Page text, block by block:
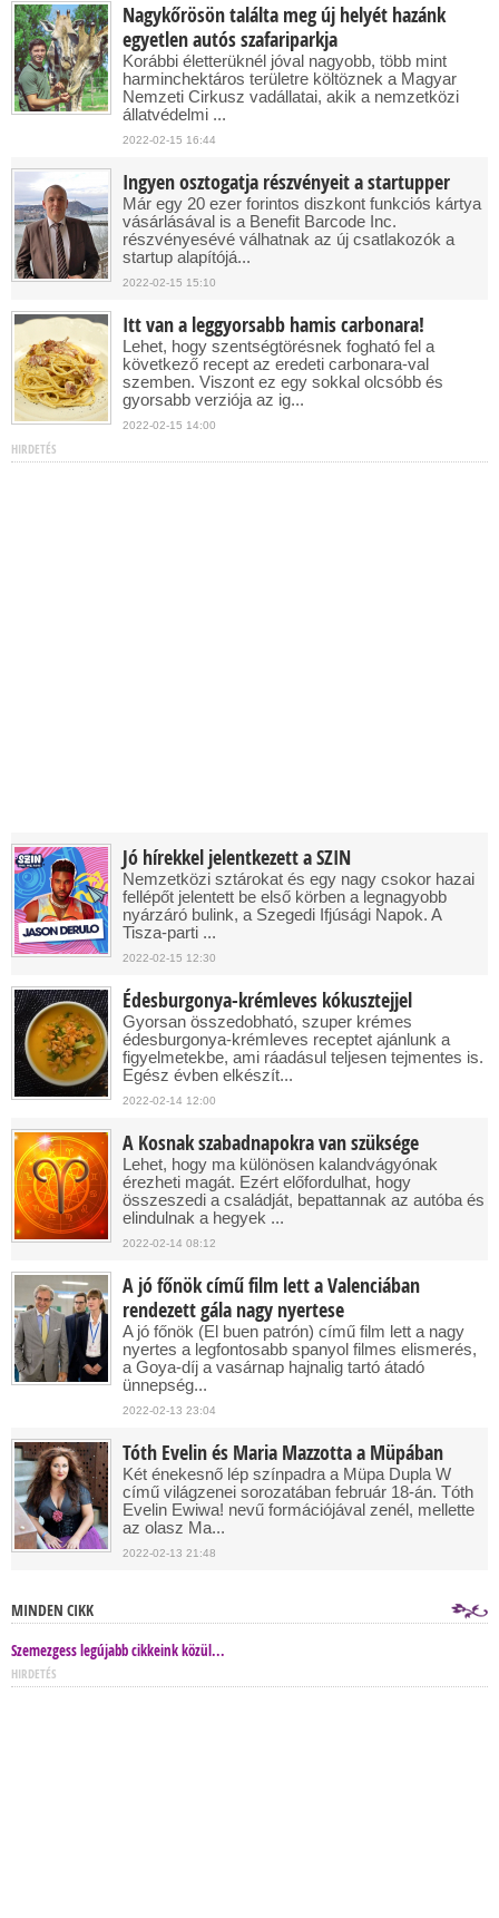
Nagykőrösön találta meg új helyét hazánk
egyetlen autós szafariparkja
Korábbi életterüknél jóval nagyobb, több mint
harminchektáros területre költöznek a Magyar
Nemzeti Cirkusz vadállatai, akik a nemzetközi
állatvédelmi ...
2022-02-15 16:44
Ingyen osztogatja részvényeit a startupper
Már egy 20 ezer forintos diszkont funkciós kártya
vásárlásával is a Benefit Barcode Inc.
részvényesévé válhatnak az új csatlakozók a
startup alapítójá...
2022-02-15 15:10
Itt van a leggyorsabb hamis carbonara!
Lehet, hogy szentségtörésnek fogható fel a
következő recept az eredeti carbonara-val
szemben. Viszont ez egy sokkal olcsóbb és
gyorsabb verziója az ig...
2022-02-15 14:00
HIRDETÉS
Jó hírekkel jelentkezett a SZIN
Nemzetközi sztárokat és egy nagy csokor hazai
fellépőt jelentett be első körben a legnagyobb
nyárzáró bulink, a Szegedi Ifjúsági Napok. A
Tisza-parti ...
2022-02-15 12:30
Édesburgonya-krémleves kókusztejjel
Gyorsan összedobható, szuper krémes
édesburgonya-krémleves receptet ajánlunk a
figyelmetekbe, ami ráadásul teljesen tejmentes is.
Egész évben elkészít...
2022-02-14 12:00
A Kosnak szabadnapokra van szüksége
Lehet, hogy ma különösen kalandvágyónak
érezheti magát. Ezért előfordulhat, hogy
összeszedi a családját, bepattannak az autóba és
elindulnak a hegyek ...
2022-02-14 08:12
A jó főnök című film lett a Valenciában
rendezett gála nagy nyertese
A jó főnök (El buen patrón) című film lett a nagy
nyertes a legfontosabb spanyol filmes elismerés,
a Goya-díj a vasárnap hajnalig tartó átadó
ünnepség...
2022-02-13 23:04
Tóth Evelin és Maria Mazzotta a Müpában
Két énekesnő lép színpadra a Müpa Dupla W
című világzenei sorozatában február 18-án. Tóth
Evelin Ewiwa! nevű formációjával zenél, mellette
az olasz Ma...
2022-02-13 21:48
MINDEN CIKK
Szemezgess legújabb cikkeink közül...
HIRDETÉS